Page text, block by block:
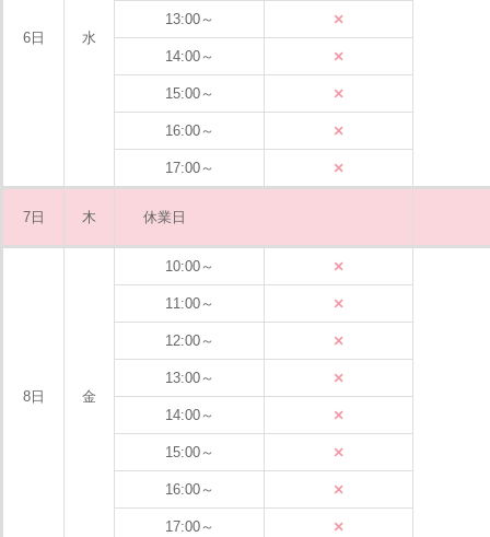
6日 水
13:00～ ×
14:00～ ×
15:00～ ×
16:00～ ×
17:00～ ×
7日 木 休業日
8日 金
10:00～ ×
11:00～ ×
12:00～ ×
13:00～ ×
14:00～ ×
15:00～ ×
16:00～ ×
17:00～ ×